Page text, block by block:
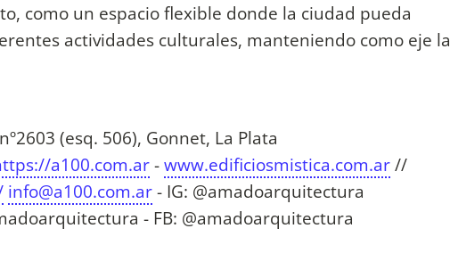
como un espacio flexible donde la ciudad pueda
actividades culturales, manteniendo como eje la
(esq. 506), Gonnet, La Plata
a100.com.ar-www.edificiosmistica.com.ar//
info@a100.com.ar- IG: @amadoarquitectura
- FB: @amadoarquitectura